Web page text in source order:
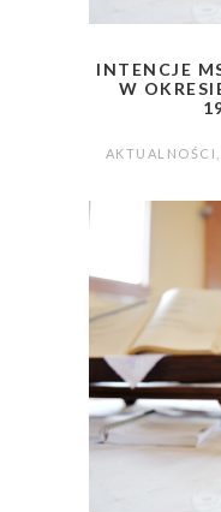
INTENCJE
W
AKTUALNOŚCI